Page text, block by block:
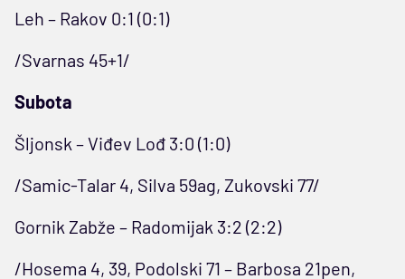
Leh – Rakov 0:1 (0:1)
/Svarnas 45+1/
Subota
Šljonsk – Viđev Lođ 3:0 (1:0)
/Samic-Talar 4, Silva 59ag, Zukovski 77/
Gornik Zabže – Radomijak 3:2 (2:2)
/Hosema 4, 39, Podolski 71 – Barbosa 21pen,